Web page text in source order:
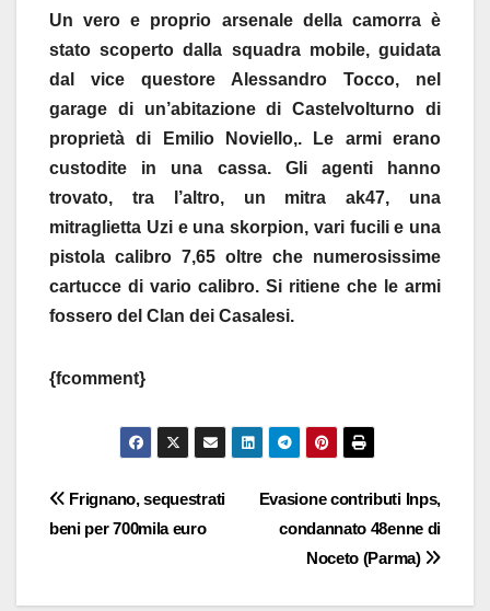
Un vero e proprio arsenale della camorra è
stato scoperto dalla squadra mobile, guidata
dal vice questore Alessandro Tocco, nel
garage di un’abitazione di Castelvolturno di
proprietà di Emilio Noviello,. Le armi erano
custodite in una cassa. Gli agenti hanno
trovato, tra l’altro, un mitra ak47, una
mitraglietta Uzi e una skorpion, vari fucili e una
pistola calibro 7,65 oltre che numerosissime
cartucce di vario calibro. Si ritiene che le armi
fossero del Clan dei Casalesi.
{fcomment}
Navigazione
articoli
Evasione contributi Inps,
condannato 48enne di
Noceto (Parma)
Frignano, sequestrati
beni per 700mila euro